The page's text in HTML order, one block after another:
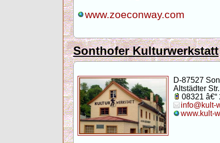
www.zoeconway.com
Sonthofer Kulturwerkstatt
D-87527
Altstädter
08321 â€“
info@kult-
www.kult-